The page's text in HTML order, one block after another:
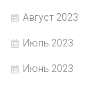
Август 2023
Июль 2023
Июнь 2023